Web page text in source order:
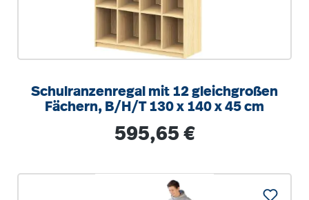
Schulranzenregal mit 12 gleichgroßen
Fächern, B/H/T 130 x 140 x 45 cm
Regulärer Preis:
595,65 €